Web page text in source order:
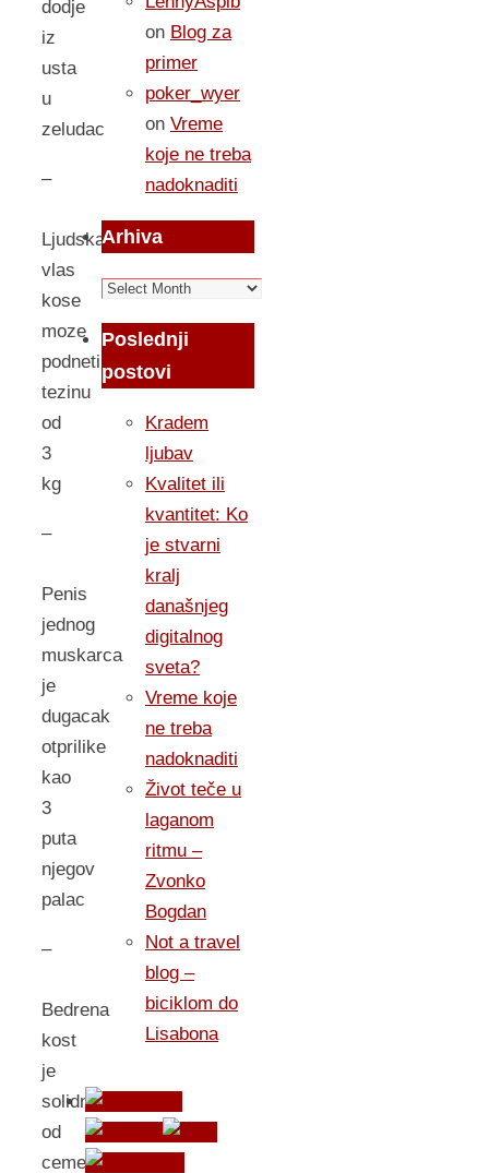
dodje
iz
usta
u
zeludac
–
Ljudska
vlas
kose
moze
podneti
tezinu
od
3
kg
–
Penis
jednog
muskarca
je
dugacak
otprilike
kao
3
puta
njegov
palac
–
Bedrena
kost
je
solidnija
od
cementa
on Blog za
primer
poker_wyer
on Vreme
koje ne treba
nadoknaditi
Arhiva
Arhiva
Poslednji
postovi
Kradem
ljubav
Kvalitet ili
kvantitet: Ko
je stvarni
kralj
današnjeg
digitalnog
sveta?
Vreme koje
ne treba
nadoknaditi
Život teče u
laganom
ritmu –
Zvonko
Bogdan
Not a travel
blog –
biciklom do
Lisabona